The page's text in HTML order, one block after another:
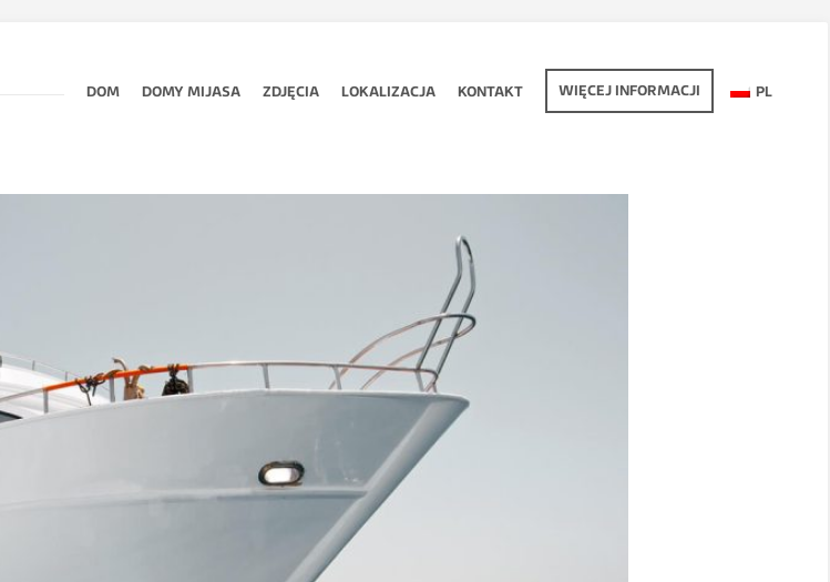
DOM DOMY MIJASA ZDJĘCIA LOKALIZACJA KONTAKT WIĘCEJ INFORMACJI PL